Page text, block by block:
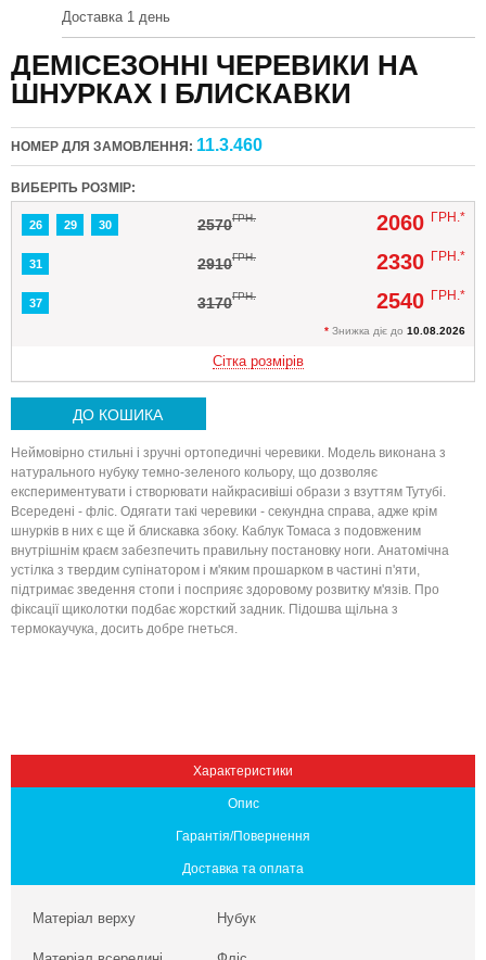
Доставка 1 день
ДЕМІСЕЗОННІ ЧЕРЕВИКИ НА
ШНУРКАХ І БЛИСКАВКИ
НОМЕР ДЛЯ ЗАМОВЛЕННЯ: 11.3.460
ВИБЕРІТЬ РОЗМІР:
26 29 30 2570ГРН. 2060 ГРН.*
31 2910ГРН. 2330 ГРН.*
37 3170ГРН. 2540 ГРН.*
* Знижка діє до 10.08.2026
Сітка розмірів
ДО КОШИКА
Неймовірно стильні і зручні ортопедичні черевики. Модель виконана з
натурального нубуку темно-зеленого кольору, що дозволяє
експериментувати і створювати найкрасивіші образи з взуттям Тутубі.
Всередені - фліс. Одягати такі черевики - секундна справа, адже крім
шнурків в них є ще й блискавка збоку. Каблук Томаса з подовженим
внутрішнім краєм забезпечить правильну постановку ноги. Анатомічна
устілка з твердим супінатором і м'яким прошарком в частині п'яти,
підтримає зведення стопи і посприяє здоровому розвитку м'язів. Про
фіксації щиколотки подбає жорсткий задник. Підошва щільна з
термокаучука, досить добре гнеться.
Характеристики
Опис
Гарантія/Повернення
Доставка та оплата
Матеріал верху Нубук